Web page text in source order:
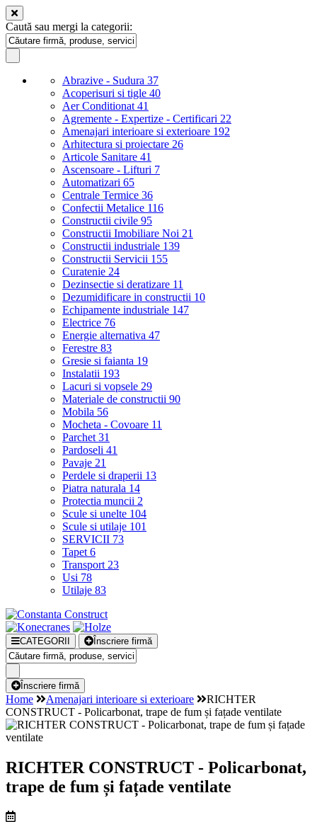
Caută sau mergi la categorii:
Abrazive - Sudura 37
Acoperisuri si tigle 40
Aer Conditionat 41
Agremente - Expertize - Certificari 22
Amenajari interioare si exterioare 192
Arhitectura si proiectare 26
Articole Sanitare 41
Ascensoare - Lifturi 7
Automatizari 65
Centrale Termice 36
Confectii Metalice 116
Constructii civile 95
Constructii Imobiliare Noi 21
Constructii industriale 139
Constructii Servicii 155
Curatenie 24
Dezinsectie si deratizare 11
Dezumidificare in constructii 10
Echipamente industriale 147
Electrice 76
Energie alternativa 47
Ferestre 83
Gresie si faianta 19
Instalatii 193
Lacuri si vopsele 29
Materiale de constructii 90
Mobila 56
Mocheta - Covoare 11
Parchet 31
Pardoseli 41
Pavaje 21
Perdele si draperii 13
Piatra naturala 14
Protectia muncii 2
Scule si unelte 104
Scule si utilaje 101
SERVICII 73
Tapet 6
Transport 23
Usi 78
Utilaje 83
CATEGORII Înscriere firmă
Înscriere firmă
Home Amenajari interioare si exterioare
RICHTER
CONSTRUCT - Policarbonat, trape de fum și fațade ventilate
RICHTER CONSTRUCT - Policarbonat,
trape de fum și fațade ventilate